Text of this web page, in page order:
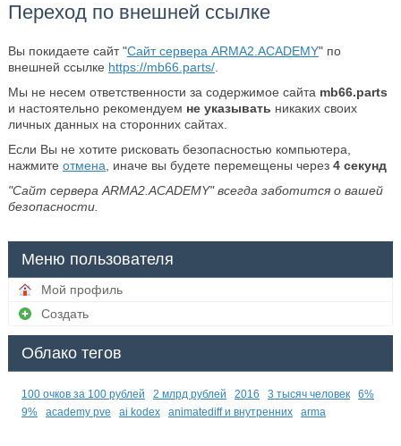
Переход по внешней ссылке
Вы покидаете сайт "Сайт сервера ARMA2.ACADEMY" по
внешней ссылке https://mb66.parts/.
Мы не несем ответственности за содержимое сайта mb66.parts
и настоятельно рекомендуем не указывать никаких своих
личных данных на сторонних сайтах.
Если Вы не хотите рисковать безопасностью компьютера,
нажмите отмена , иначе вы будете перемещены через 4секунд
"Сайт сервера ARMA2.ACADEMY" всегда заботится о вашей
безопасности.
Меню пользователя
Мой профиль
Создать
Облако тегов
100 очков за 100 рублей 2 млрд рублей 2016 3 тысяч человек
6%
9%
academy pve ai kodex animatediff и внутренних arma